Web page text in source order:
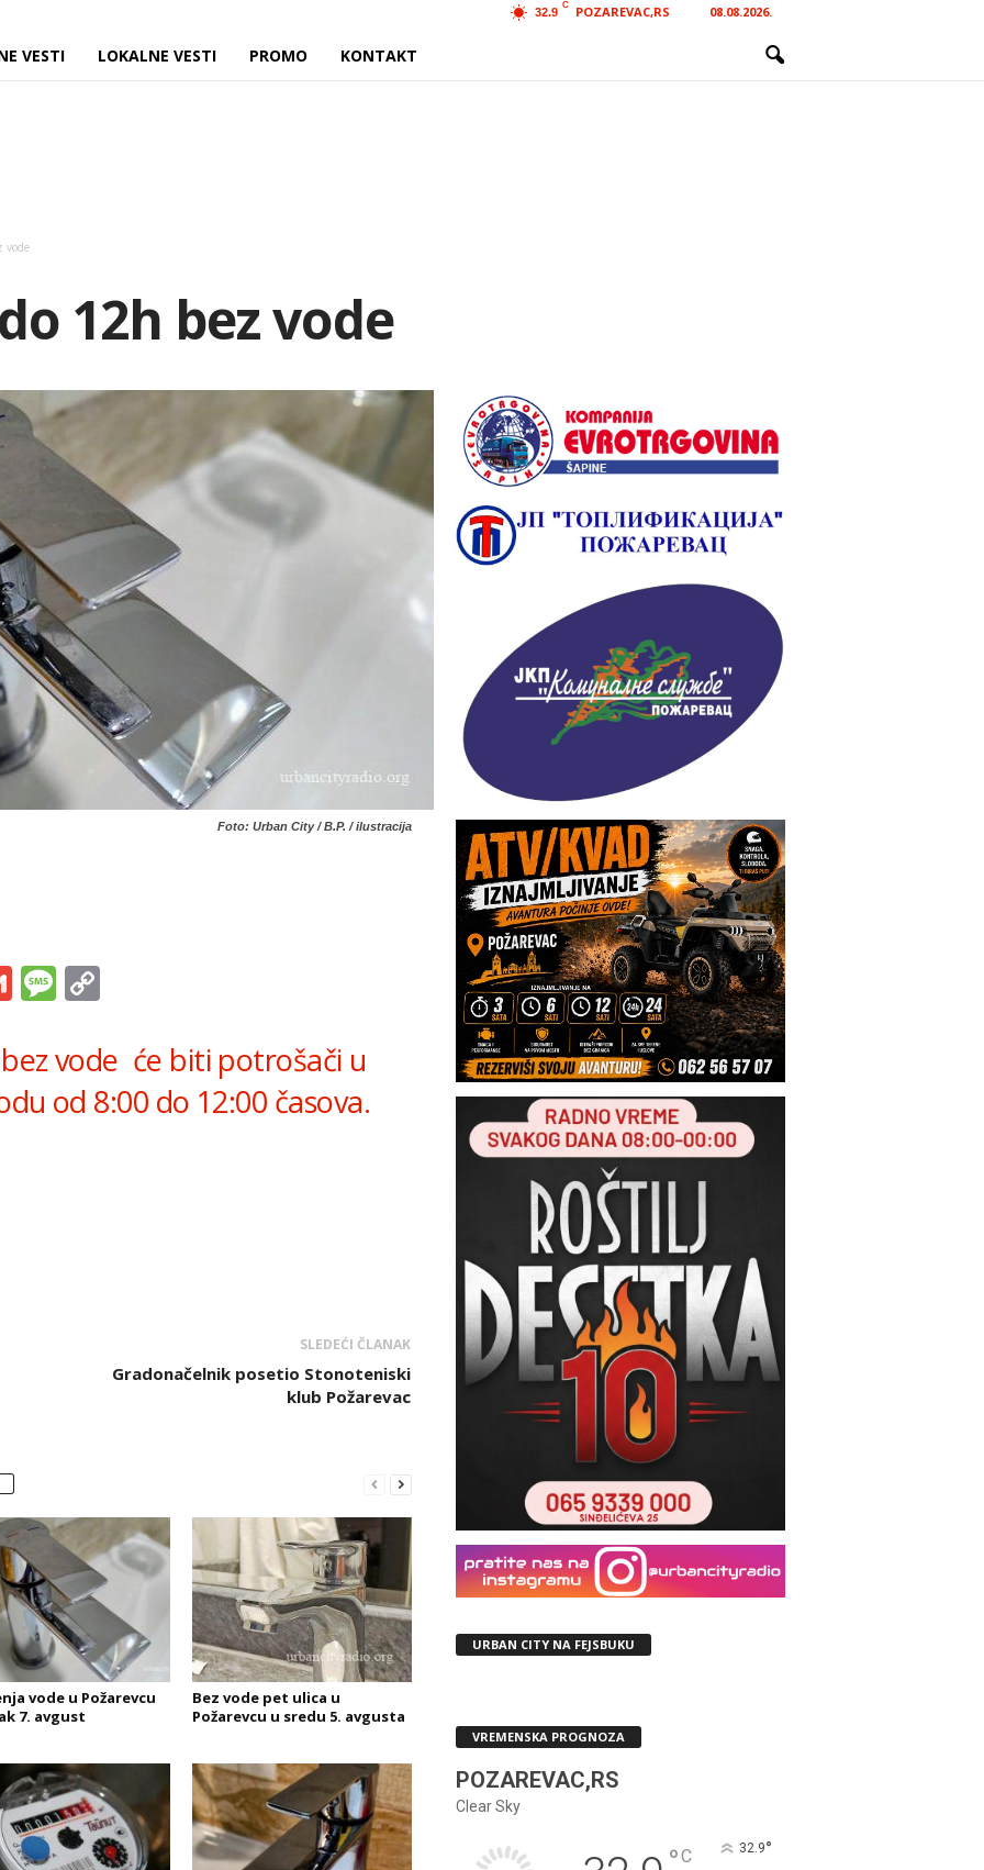
32.9
C POZAREVAC,RS 08.08.2026.
VESTI LOKALNE VESTI PROMO KONTAKT
vode
12h bez vode
Foto: Urban City / B.P. / ilustracija
GmailMessage
vode će biti potrošači u
od 8:00 do 12:00 časova.
SLEDEĆI ČLANAK
Gradonačelnik posetio Stonoteniski
klub Požarevac
vode u Požarevcu
7. avgust
Bez vode pet ulica u
Požarevcu u sredu 5. avgusta
URBAN CITY NA FEJSBUKU
VREMENSKA PROGNOZA
POZAREVAC,RS
Clear Sky
°C 32.9°